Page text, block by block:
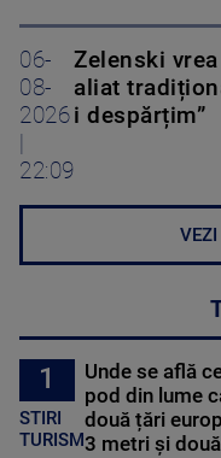
06-
08-
2026
22:09
Zelenski
aliat
i despărțim”
1
STIRI
TURISM
Unde se află
pod din lume
două țări
3 metri și